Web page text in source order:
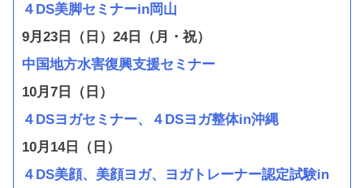
４DS美脚セミナーin岡山
9月23日（日）24日（月・祝）
中国地方水害復興支援セミナー
10月7日（日）
４DSヨガセミナー、４DSヨガ整体in沖縄
10月14日（日）
４DS美顔、美顔ヨガ、ヨガトレーナー認定試験in